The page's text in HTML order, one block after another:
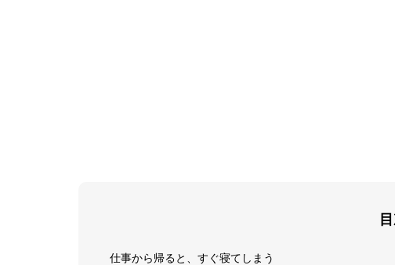
仕事から帰ると、すぐ寝てしまう